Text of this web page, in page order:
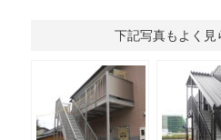
下記写真もよく見